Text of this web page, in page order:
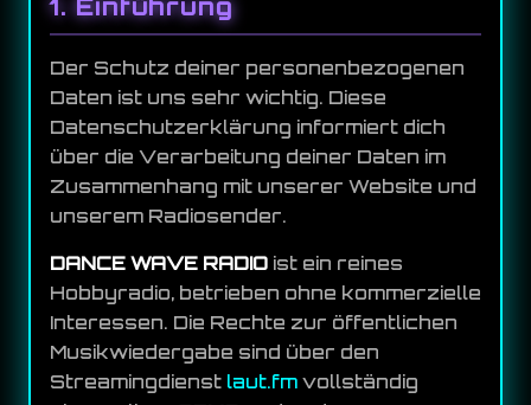
1. Einführung
Der Schutz deiner personenbezogenen
Daten ist uns sehr wichtig. Diese
Datenschutzerklärung informiert dich
über die Verarbeitung deiner Daten im
Zusammenhang mit unserer Website und
unserem Radiosender.
DANCE WAVE RADIO ist ein reines
Hobbyradio, betrieben ohne kommerzielle
Interessen. Die Rechte zur öffentlichen
Musikwiedergabe sind über den
Streamingdienst laut.fm vollständig